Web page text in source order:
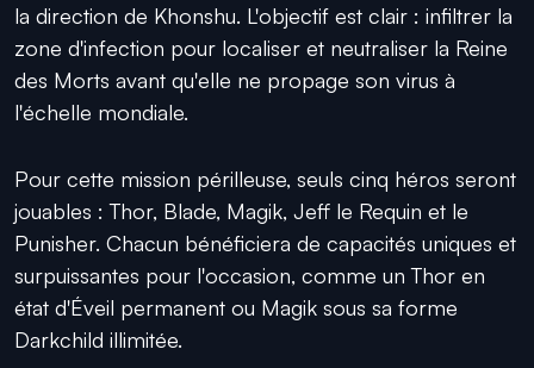
la direction de Khonshu. L'objectif est clair : infiltrer la
zone d'infection pour localiser et neutraliser la Reine
des Morts avant qu'elle ne propage son virus à
l'échelle mondiale.
Pour cette mission périlleuse, seuls cinq héros seront
jouables : Thor, Blade, Magik, Jeff le Requin et le
Punisher. Chacun bénéficiera de capacités uniques et
surpuissantes pour l'occasion, comme un Thor en
état d'Éveil permanent ou Magik sous sa forme
Darkchild illimitée.